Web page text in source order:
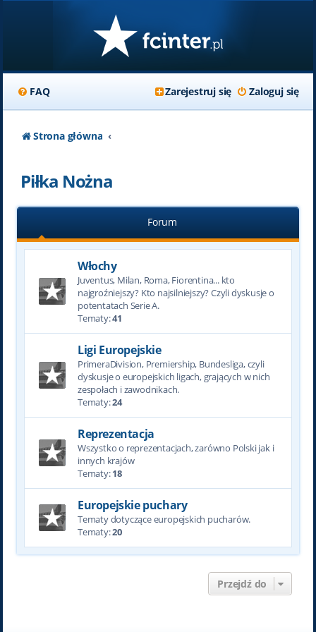
FAQ Zaloguj się
Zarejestruj się
Strona główna
Piłka Nożna
Forum
Włochy
Juventus, Milan, Roma, Fiorentina... kto
najgroźniejszy? Kto najsilniejszy? Czyli dyskusje o
potentatach Serie A.
Tematy:41
Ligi Europejskie
PrimeraDivision, Premiership, Bundesliga, czyli
dyskusje o europejskich ligach, grających w nich
zespołach i zawodnikach.
Tematy:24
Reprezentacja
Wszystko o reprezentacjach, zarówno Polski jak i
innych krajów
Tematy:18
Europejskie puchary
Tematy dotyczące europejskich pucharów.
Tematy:20
Przejdź do